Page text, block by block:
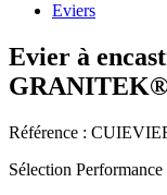
Eviers
Evier à
Référence :
Sélection Performance